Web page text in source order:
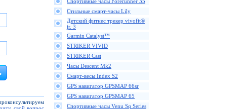
Стильные смарт-часы Lily
Детский фитнес трекер vivofit®
jr. 3
Garmin Catalyst™
STRIKER VIVID
STRIKER Cast
Часы Descent Mk2
Смарт-весы Index S2
GPS навигатор GPSMAP 66sr
GPS навигатор GPSMAP 65
Спортивные часы Venu Sq Series